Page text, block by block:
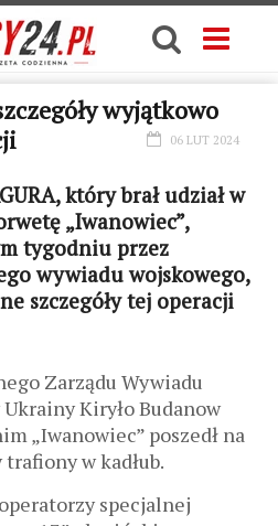
wyjątkowo
06 LUT 2024
który brał udział w
„Iwanowiec”,
tygodniu przez
wywiadu wojskowego,
szczegóły tej operacji
Zarządu Wywiadu
Kiryło Budanow
„Iwanowiec” poszedł na
trafiony w kadłub.
specjalnej